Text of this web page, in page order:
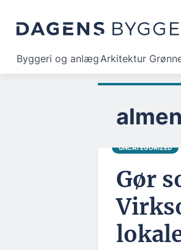
Byggeri og anlægArkitektur
UNCATEGORIZED
Gør